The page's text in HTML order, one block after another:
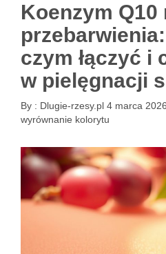
Koenzym Q10
czym łączyć i
w pielęgnacji
By : Dlugie-rzesy.pl 4 marca 2026
wyrównanie kolorytu